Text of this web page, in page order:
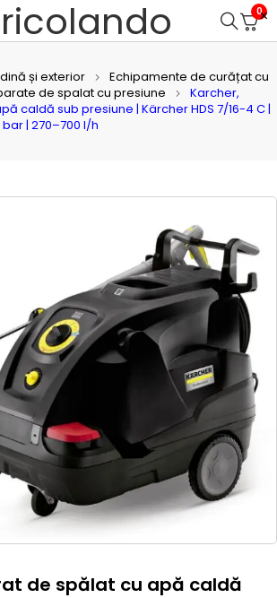
0
și exterior
Echipamente de curățat cu
de spalat cu presiune
Karcher,
caldă sub presiune | Kärcher HDS 7/16-4 C |
| 270–700 l/h
de spălat cu apă caldă